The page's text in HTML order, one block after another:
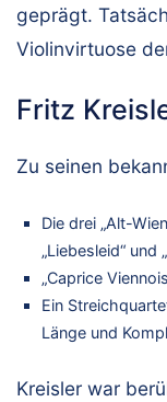
geprägt.
Violinvirtuose
Fritz
Zu seinen
Die drei „Alt-
„Liebesleid“ und
„Caprice
Ein
Länge und
Kreisler war